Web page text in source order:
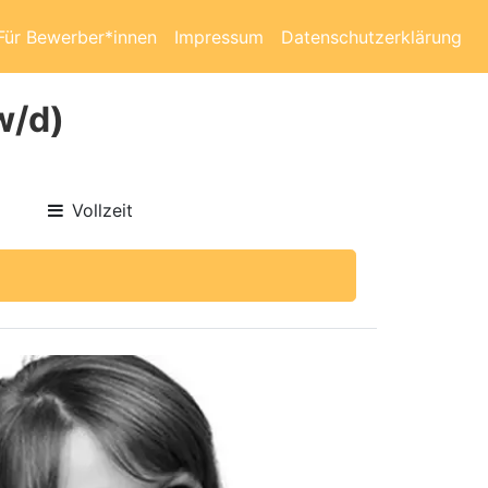
Bewerber*innen Impressum Datenschutzerklärung
d)
Vollzeit